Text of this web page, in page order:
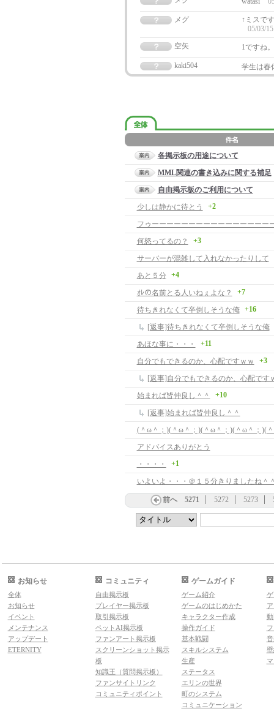
メグ
↑ミスで
05/03/
空矢
1ですね
kaki504 学生は春
各掲示板の用途について
MML関連の書き込みに関する補足
自由掲示板のご利用について
少しは静かに待とう
+2
何怒ってるの？ +3
サーバーが混雑して入れなかったりして
あと５分 +4
ｵﾚの名前とる人いねぇよな？ +7
待ちきれなくて卒倒しそうな俺 +16
[返事]待ちきれなくて卒倒しそうな俺
あほな事に・・・
+11
自分でもできるのか、心配ですｗｗ +3
[返事]自分でもできるのか、心配です
始まれば皆仲良し＾＾
+10
[返事]始まれば皆仲良し＾＾
アドバイスありがとう
・・・・
+1
いよいよ・・・＠１５分きりましたね＾
前へ 5271 5272 5273
お知らせ
全体
お知らせ
イベント
メンテナンス
アップデート
ETERNITY
コミュニティ
自由掲示板
プレイヤー掲示板
取引掲示板
ペットAI掲示板
ファンアート掲示板
スクリーンショット掲示
板
知識王（質問掲示板）
ファンサイトリンク
コミュニティポイント
ゲームガイド
ゲーム紹介
ゲームのはじめかた
キャラクター作成
操作ガイド
基本戦闘
スキルシステム
生産
ステータス
エリンの世界
町のシステム
コミュニケーション